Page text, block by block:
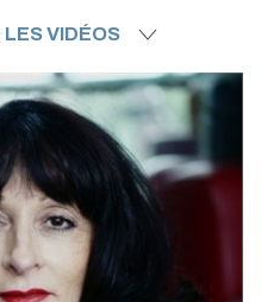
LES VIDÉOS